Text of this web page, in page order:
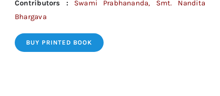
Contributors : Swami Prabhananda, Smt. Nandita
Bhargava
BUY PRINTED BOOK